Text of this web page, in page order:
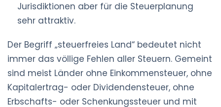
Jurisdiktionen aber für die Steuerplanung
sehr attraktiv.
Der Begriff „steuerfreies Land“ bedeutet nicht
immer das völlige Fehlen aller Steuern. Gemeint
sind meist Länder ohne Einkommensteuer, ohne
Kapitalertrag- oder Dividendensteuer, ohne
Erbschafts- oder Schenkungssteuer und mit